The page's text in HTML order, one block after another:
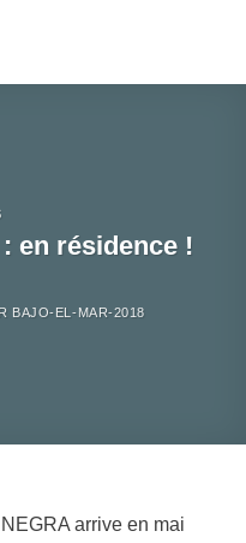
: en résidence !
BAJO-EL-MAR-2018
arrive en mai